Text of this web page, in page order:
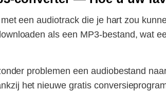
een audiotrack die je hart zou
als een MP3-bestand, wat
problemen een audiobestand
het nieuwe gratis